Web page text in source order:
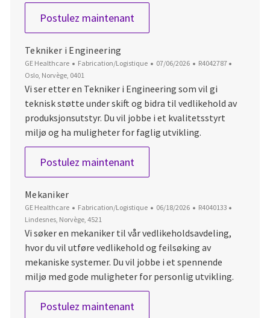
Postulez maintenantMaintenence Supervisor
Tekniker i Engineering
GE Healthcare Catégorie
Fabrication/Logistique Date d’affichage
07/06/2026 ID du poste
R4042787
Oslo, Norvège, 0401
Vi ser etter en Tekniker i Engineering som vil gi
teknisk støtte under skift og bidra til vedlikehold av
produksjonsutstyr. Du vil jobbe i et kvalitetsstyrt
miljø og ha muligheter for faglig utvikling.
Postulez maintenantTekniker i Engineering
Mekaniker
GE Healthcare Catégorie
Fabrication/Logistique Date d’affichage
06/18/2026 ID du poste
R4040133
Lindesnes, Norvège, 4521
Vi søker en mekaniker til vår vedlikeholdsavdeling,
hvor du vil utføre vedlikehold og feilsøking av
mekaniske systemer. Du vil jobbe i et spennende
miljø med gode muligheter for personlig utvikling.
Postulez maintenantMekaniker